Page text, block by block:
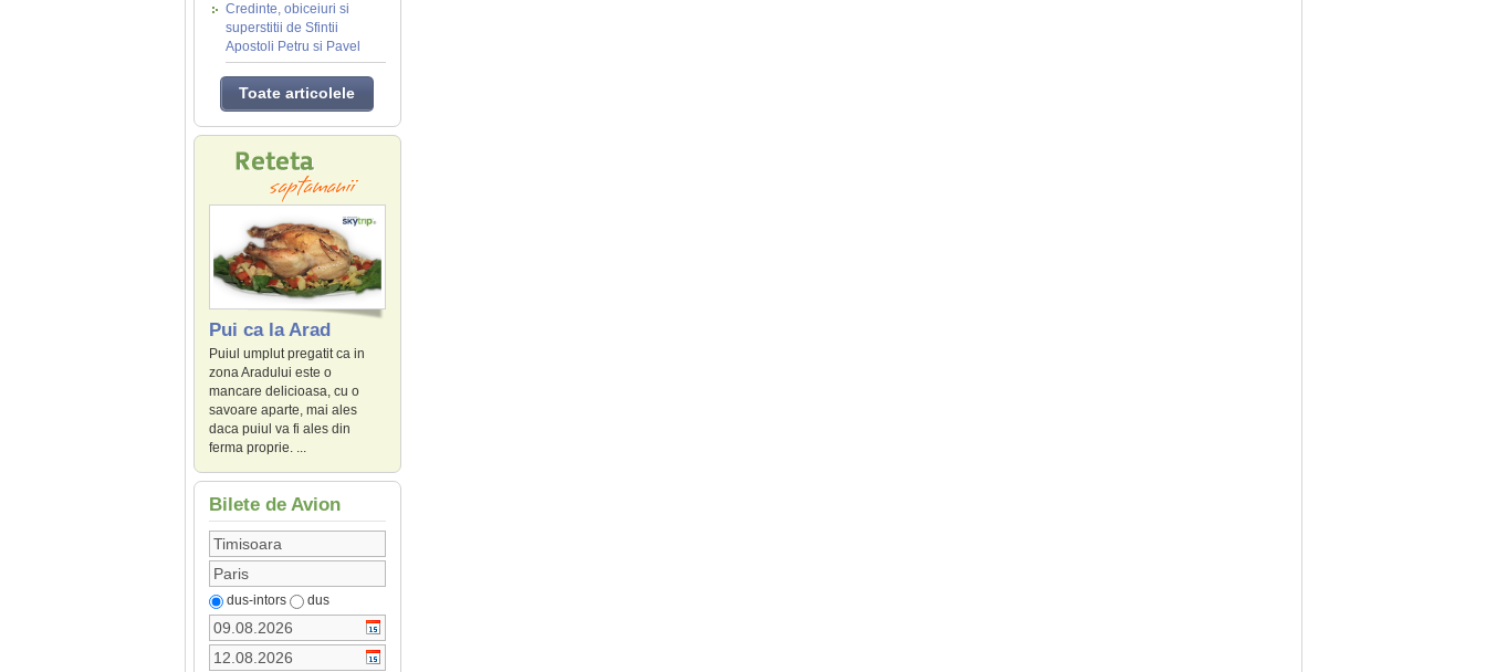
Credinte, obiceiuri si
superstitii de Sfintii
Apostoli Petru si Pavel
Toate articolele
Pui ca la Arad
Puiul umplut pregatit ca in
zona Aradului este o
mancare delicioasa, cu o
savoare aparte, mai ales
daca puiul va fi ales din
ferma proprie. ...
Bilete de Avion
dus-intors dus